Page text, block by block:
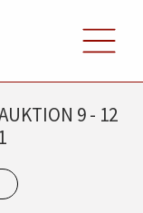
9 - 12